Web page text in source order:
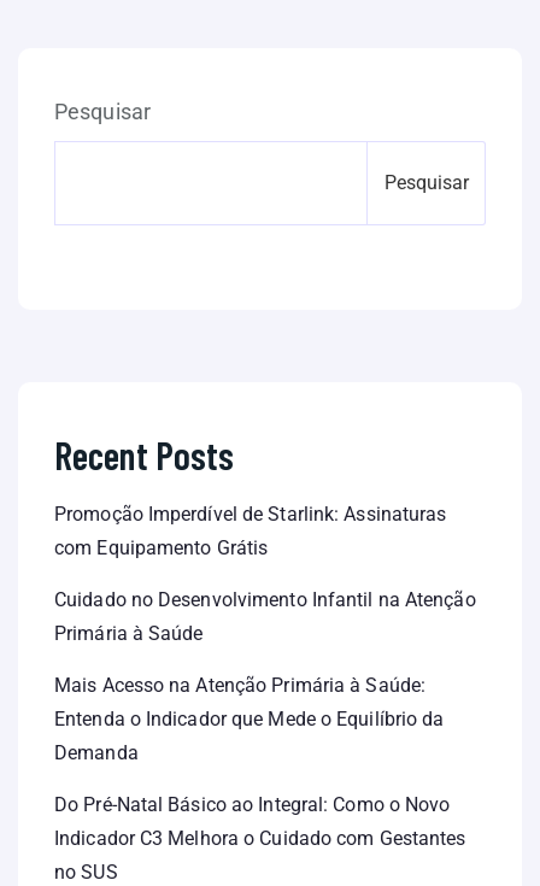
Pesquisar
Pesquisar
Recent Posts
Promoção Imperdível de Starlink: Assinaturas
com Equipamento Grátis
Cuidado no Desenvolvimento Infantil na Atenção
Primária à Saúde
Mais Acesso na Atenção Primária à Saúde:
Entenda o Indicador que Mede o Equilíbrio da
Demanda
Do Pré-Natal Básico ao Integral: Como o Novo
Indicador C3 Melhora o Cuidado com Gestantes
no SUS